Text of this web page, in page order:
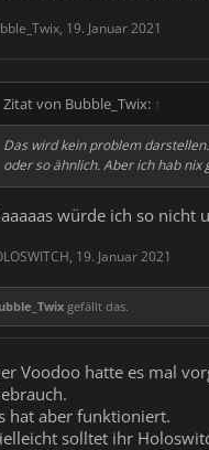
, 19. Januar 2021
Zitat von Bubble_Twix: ↑
Das wird kein problem
oder so ähnlich. Aber ich hab nix
würde ich so nicht
, 19. Januar 2021
gefällt das.
Voodoo hatte es mal
hat aber funktioniert.
solltet ihr